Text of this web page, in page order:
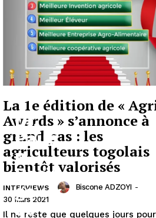
La 1e édition de «
Awards » s’annonce à
grand pas : les
agriculteurs togolais
bientôt valorisés
INTERVIEWS Biscone ADZOYI -
30 Mars 2021
Il ne reste que quelques jours pour
Dr.
Pauli
n
Basin
ga : «
Le